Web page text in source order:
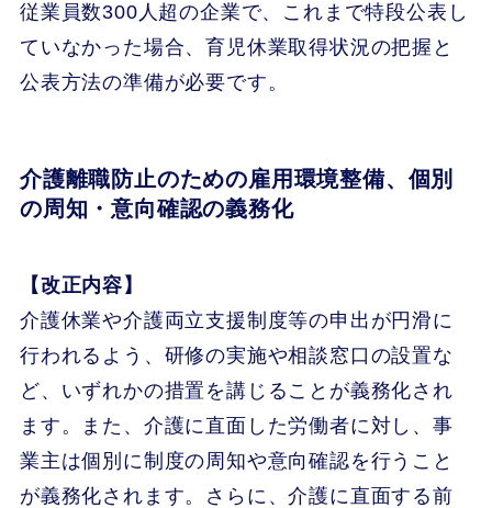
従業員数300人超の企業で、これまで特段公表し
ていなかった場合、育児休業取得状況の把握と
公表方法の準備が必要です。
介護離職防止のための雇用環境整備、個別
の周知・意向確認の義務化
【改正内容】
介護休業や介護両立支援制度等の申出が円滑に
行われるよう、研修の実施や相談窓口の設置な
ど、いずれかの措置を講じることが義務化され
ます。また、介護に直面した労働者に対し、事
業主は個別に制度の周知や意向確認を行うこと
が義務化されます。さらに、介護に直面する前